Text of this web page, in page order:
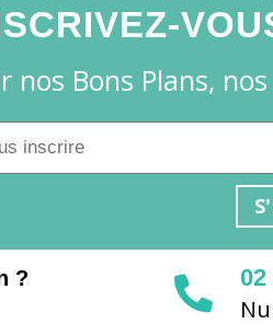
nos Bons Plans,
?
02